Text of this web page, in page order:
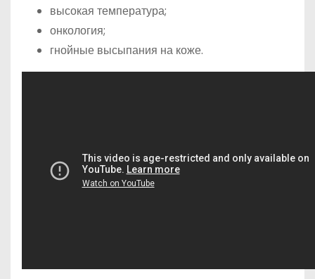
высокая температура;
онкология;
гнойные высыпания на коже.